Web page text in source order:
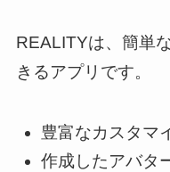
REALITYは、簡単
きるアプリです。
豊富なカスタマ
作成したアバタ